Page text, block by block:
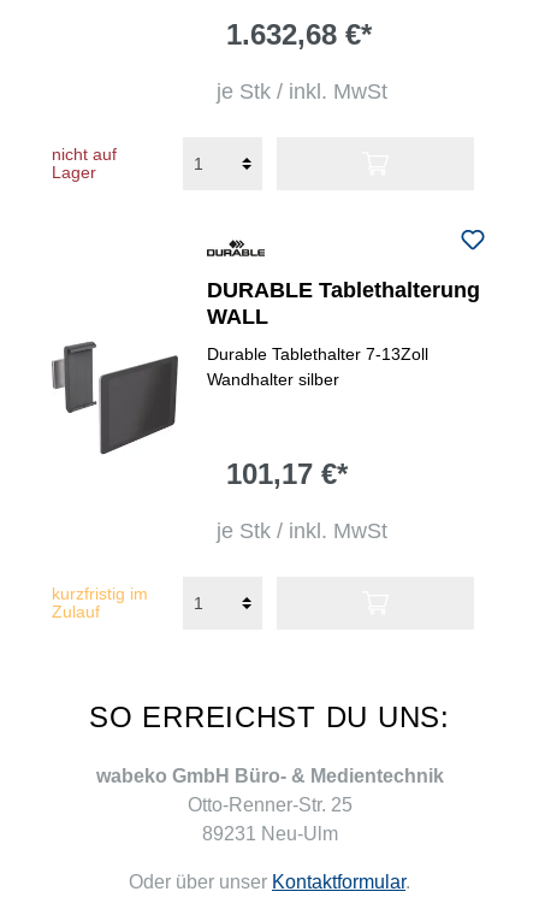
1.632,68 €*
je Stk / inkl. MwSt
nicht auf
Lager
DURABLE Tablethalterung
WALL
Durable Tablethalter 7-13Zoll
Wandhalter silber
101,17 €*
je Stk / inkl. MwSt
kurzfristig im
Zulauf
SO ERREICHST DU UNS:
wabeko GmbH Büro- & Medientechnik
Otto-Renner-Str. 25
89231 Neu-Ulm
Oder über unser Kontaktformular.